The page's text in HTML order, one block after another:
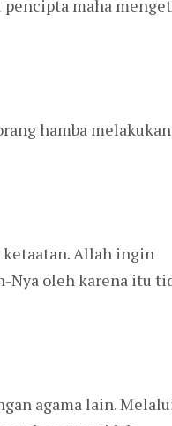
pencipta maha
hamba melakukan
ketaatan. Allah ingin
Nya oleh karena itu
agama lain.